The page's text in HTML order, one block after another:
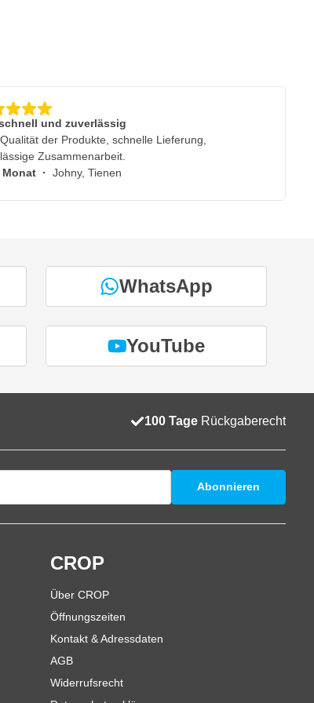
und zuverlässig
der Produkte, schnelle Lieferung,
Zusammenarbeit.
Monat · Johny, Tienen
WhatsApp
YouTube
100 Tage Rückgaberecht
Abonnieren
CROP
Über CROP
Öffnungszeiten
Kontakt & Adressdaten
AGB
Widerrufsrecht